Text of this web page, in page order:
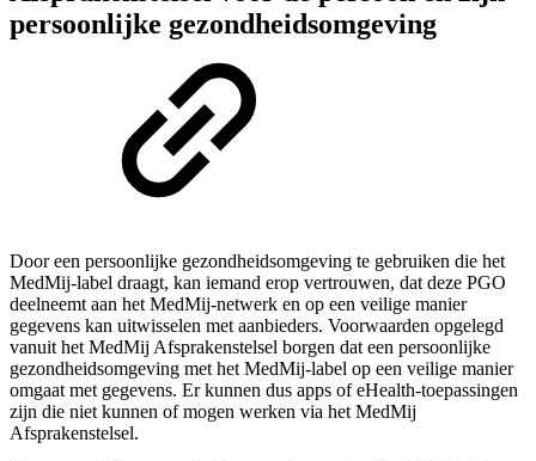
persoonlijke gezondheidsomgeving
Door een persoonlijke gezondheidsomgeving te gebruiken die het
MedMij-label draagt, kan iemand erop vertrouwen, dat deze PGO
deelneemt aan het MedMij-netwerk en op een veilige manier
gegevens kan uitwisselen met aanbieders. Voorwaarden opgelegd
vanuit het MedMij Afsprakenstelsel borgen dat een persoonlijke
gezondheidsomgeving met het MedMij-label op een veilige manier
omgaat met gegevens. Er kunnen dus apps of eHealth-toepassingen
zijn die niet kunnen of mogen werken via het MedMij
Afsprakenstelsel.